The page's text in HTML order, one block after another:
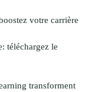
votre carrière
téléchargez le
transforment